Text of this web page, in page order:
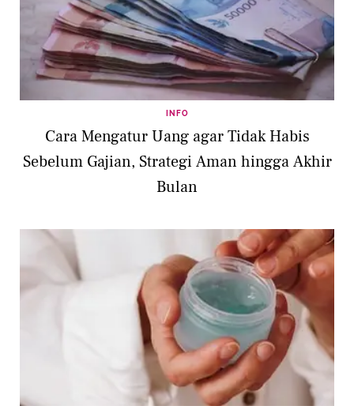
INFO
Cara Mengatur Uang agar Tidak Habis
Sebelum Gajian, Strategi Aman hingga Akhir
Bulan